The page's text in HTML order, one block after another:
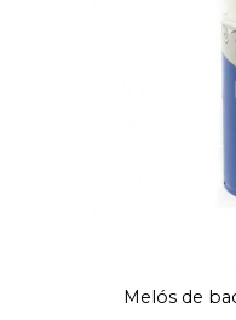
Melós de